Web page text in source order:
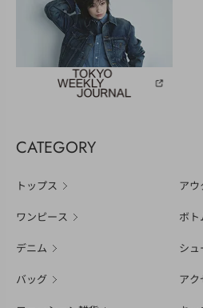
CATEGORY
トップス アウ
ワンピース ボト
デニム シュ
バッグ アク